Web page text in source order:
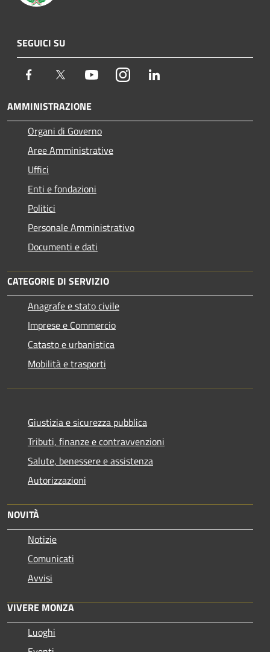
SEGUICI SU
Facebook Twitter YoutubeInstagram
AMMINISTRAZIONE
Organi di Governo
Aree Amministrative
Uffici
Enti e fondazioni
Politici
Personale Amministrativo
Documenti e dati
CATEGORIE DI SERVIZIO
Anagrafe e stato civile
Imprese e Commercio
Catasto e urbanistica
Mobilità e trasporti
Giustizia e sicurezza pubblica
Tributi, finanze e contravvenzioni
Salute, benessere e assistenza
Autorizzazioni
NOVITÀ
Notizie
Comunicati
Avvisi
VIVERE MONZA
Luoghi